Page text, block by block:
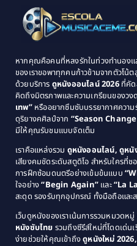
Classic หนัง
Classic หนัง
Comedy
Comedy
Coming of
Coming-
1995
1993
1989
1987
1985
1983
1979
1976
1974
1971
1969
หากคุณคือคนที่หลงรักในท่วงทำนองแ
ของเราขอพาทุกคนก้าวข้ามจากตัวโน้
ด้วยบริการ ดูหนังออนไลน์ 2026ที่คัด
คิดถึงมิตรภาพและความเกรียนของวง
เทพ”หรืออยากซึมซับบรรยากาศควา
ดุริยางคศิลป์จาก “Season
มีให้คุณรับชมแบบจัดเต็ม
เราคือแหล่งรวม ดูหนังออนไลน์, ดูหนั
เสียงคมชัดระดับสตูดิโอ สำหรับใครที่
การฝึกซ้อมดนตรีอย่างเข้มข้นแบบ
ใจอย่าง“Begin Again” และ“La
สะดุด รองรับทุกอุปกรณ์ ทั้งมือถือและ
เว็บดูหนังของเราเน้นการรวมหมวดหมู่
หนังซับไทย รวมถึงซีรีส์ใหม่ที่โดดเด่น
ง่ายช่วยให้คุณเข้าถึงดูหนังใหม่